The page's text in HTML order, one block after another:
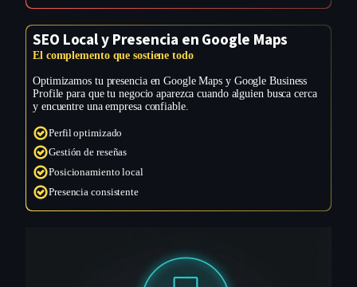
SEO Local y Presencia en Google Maps
El complemento que sostiene todo
Optimizamos tu presencia en Google Maps y Google Business
Profile para que tu negocio aparezca cuando alguien busca cerca
y encuentre una empresa confiable.
Perfil optimizado
Gestión de reseñas
Posicionamiento local
Presencia consistente